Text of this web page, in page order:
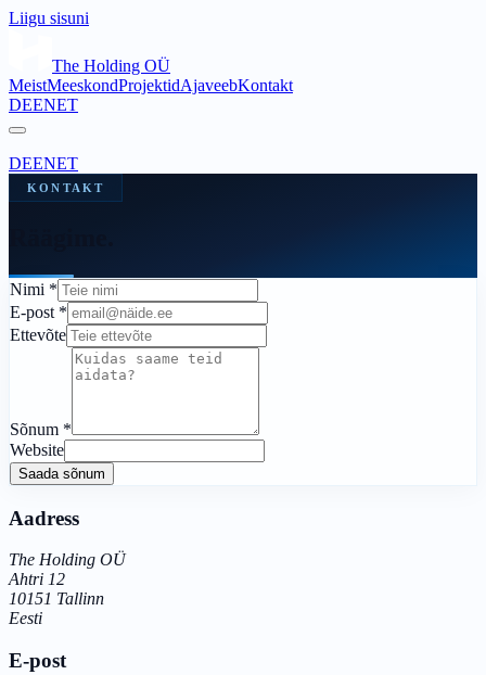
Liigu sisuni
The Holding OÜ
MeistMeeskondProjektidAjaveebKontakt
DEENET
DEENET
KONTAKT
Nimi *
E-post *
Ettevõte
Sõnum *
Website
Saada sõnum
Aadress
The Holding OÜ
Ahtri 12
10151 Tallinn
Eesti
E-post